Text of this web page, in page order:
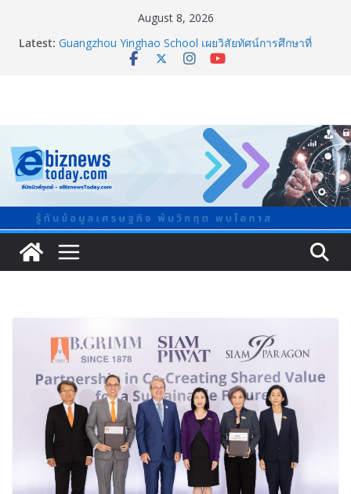
August 8, 2026
Latest: เปิดพื้นที่ “Level Up the Care by Allianz Ayudhya
นิทรรศการยกระดับ…ความเป็นห่วง” ในงาน Hug
LORDNINE จัดศึกคนดังสายเกม ไทย ปะทะ ฟิลิปปินส์ ใน
“Rise of the Tenth Lord” เปิดสงครามกิลด์ข้ามประเทศ
ฉลองเซิร์ฟเวอร์ใหม่ เฮเลนา
แพทย์เผย โรคไม่ติดต่อเรื้อรัง NCDs คร่าชีวิตคนไทยก่อน
วัยอันควร ทำสูญเสียทางเศรษฐกิจมหาศาล 1.6 ล้านล้าน
บาทต่อปี
ภาครัฐ-เอกชนจับมือสัมมนาใหญ่ ยกระดับอุตสาหกรรมเซ
รามิกไทยสู่สากล พร้อมชวนผู้ประกอบไทยร่วมงาน
“Ceramics Vietnam & Stone Vietnam 2026”